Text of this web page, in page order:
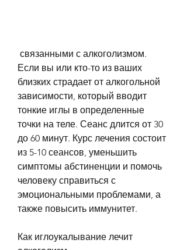
Если вы или кто-то из ваших
близких страдает от алкогольной
зависимости, который вводит
тонкие иглы в определенные
точки на теле. Сеанс длится от 30
до 60 минут. Курс лечения состоит
из 5-10 сеансов, уменьшить
симптомы абстиненции и помочь
человеку справиться с
эмоциональными проблемами, а
также повысить иммунитет.
Как иглоукалывание лечит